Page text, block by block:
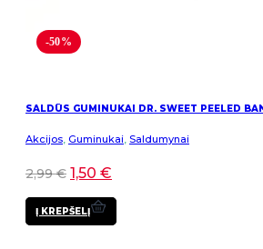
-50%
SALDŪS GUMINUKAI DR. SWEET PEELED
Akcijos, Guminukai, Saldumynai
2,99€ 1,50 €
Į KREPŠELĮ